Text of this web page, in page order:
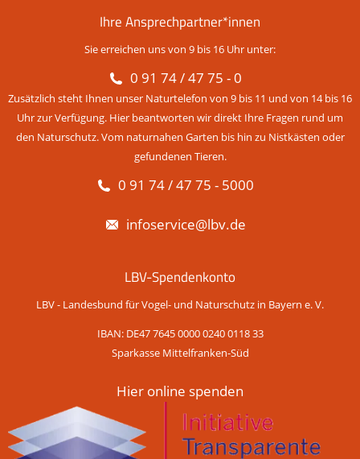
Ihre Ansprechpartner*innen
Sie erreichen uns von 9 bis 16 Uhr unter:
0 91 74 / 47 75 - 0
Zusätzlich steht Ihnen unser Naturtelefon von 9 bis 11 und von 14 bis 16
Uhr zur Verfügung. Hier beantworten wir direkt Ihre Fragen rund um
den Naturschutz. Vom naturnahen Garten bis hin zu Nistkästen oder
gefundenen Tieren.
0 91 74 / 47 75 - 5000
infoservice@lbv.de
LBV-Spendenkonto
LBV - Landesbund für Vogel- und Naturschutz in Bayern e. V.
IBAN: DE47 7645 0000 0240 0118 33
Sparkasse Mittelfranken-Süd
Hier online spenden